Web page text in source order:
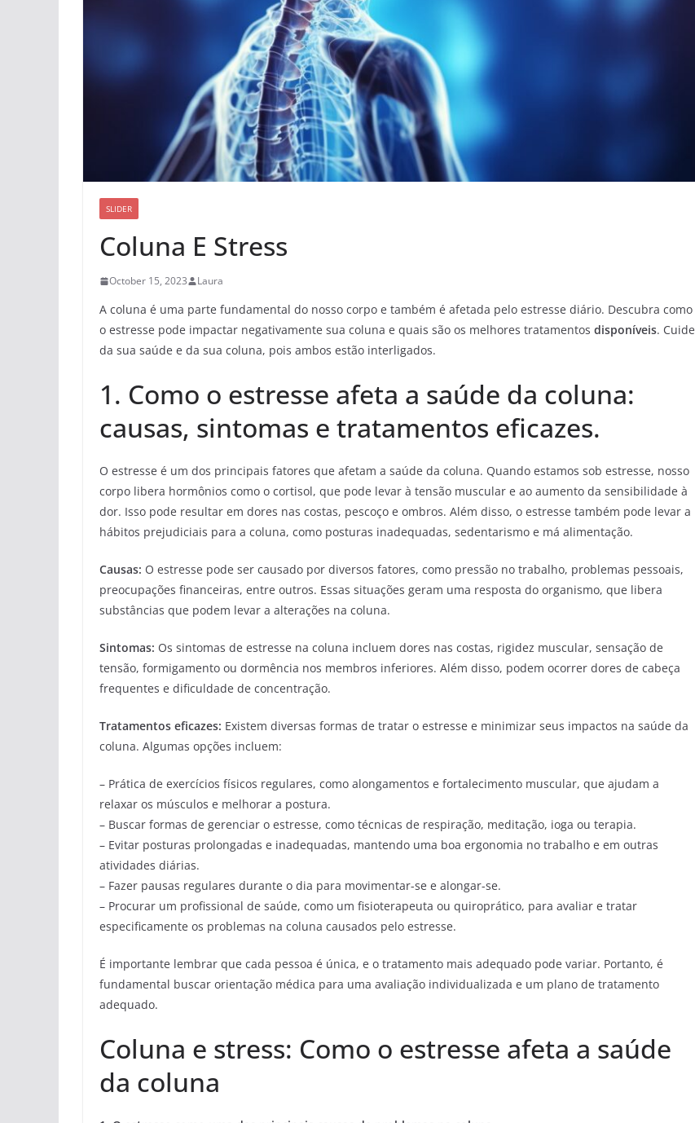
SLIDER
Coluna E Stress
October 15, 2023 Laura
A coluna é uma parte fundamental do nosso corpo e também é afetada pelo estresse diário. Descubra como
o estresse pode impactar negativamente sua coluna e quais são os melhores tratamentos disponíveis. Cuide
da sua saúde e da sua coluna, pois ambos estão interligados.
1. Como o estresse afeta a saúde da coluna:
causas, sintomas e tratamentos eficazes.
O estresse é um dos principais fatores que afetam a saúde da coluna. Quando estamos sob estresse, nosso
corpo libera hormônios como o cortisol, que pode levar à tensão muscular e ao aumento da sensibilidade à
dor. Isso pode resultar em dores nas costas, pescoço e ombros. Além disso, o estresse também pode levar a
hábitos prejudiciais para a coluna, como posturas inadequadas, sedentarismo e má alimentação.
Causas: O estresse pode ser causado por diversos fatores, como pressão no trabalho, problemas pessoais,
preocupações financeiras, entre outros. Essas situações geram uma resposta do organismo, que libera
substâncias que podem levar a alterações na coluna.
Sintomas: Os sintomas de estresse na coluna incluem dores nas costas, rigidez muscular, sensação de
tensão, formigamento ou dormência nos membros inferiores. Além disso, podem ocorrer dores de cabeça
frequentes e dificuldade de concentração.
Tratamentos eficazes: Existem diversas formas de tratar o estresse e minimizar seus impactos na saúde da
coluna. Algumas opções incluem:
– Prática de exercícios físicos regulares, como alongamentos e fortalecimento muscular, que ajudam a
relaxar os músculos e melhorar a postura.
– Buscar formas de gerenciar o estresse, como técnicas de respiração, meditação, ioga ou terapia.
– Evitar posturas prolongadas e inadequadas, mantendo uma boa ergonomia no trabalho e em outras
atividades diárias.
– Fazer pausas regulares durante o dia para movimentar-se e alongar-se.
– Procurar um profissional de saúde, como um fisioterapeuta ou quiroprático, para avaliar e tratar
especificamente os problemas na coluna causados pelo estresse.
É importante lembrar que cada pessoa é única, e o tratamento mais adequado pode variar. Portanto, é
fundamental buscar orientação médica para uma avaliação individualizada e um plano de tratamento
adequado.
Coluna e stress: Como o estresse afeta a saúde
da coluna